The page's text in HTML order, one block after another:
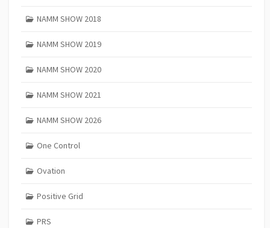
NAMM SHOW 2018
NAMM SHOW 2019
NAMM SHOW 2020
NAMM SHOW 2021
NAMM SHOW 2026
One Control
Ovation
Positive Grid
PRS